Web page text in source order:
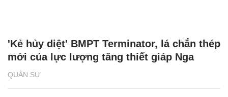
QUÂN SỰ
'Kẻ hủy diệt' BMPT Terminator, lá chắn thép
mới của lực lượng tăng thiết giáp Nga